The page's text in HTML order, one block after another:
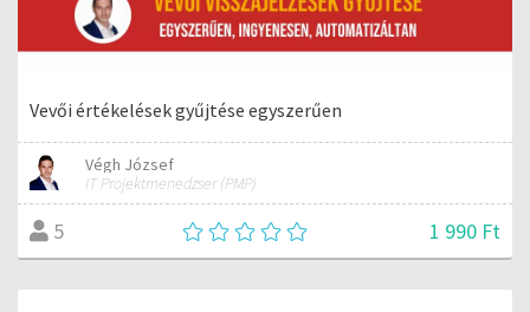
Vevői értékelések gyűjtése egyszerűen
Végh József
IT Projektmenedzser (PMP)
5 1 990 Ft